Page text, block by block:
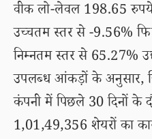
वीक लो-लेवल 198.65
उच्चतम स्तर से -9.56%
निम्नतम स्तर से 65.27%
उपलब्ध आंकड़ों के अनुसार,
कंपनी में पिछले 30 दिनों के
1,01,49,356 शेयरों का